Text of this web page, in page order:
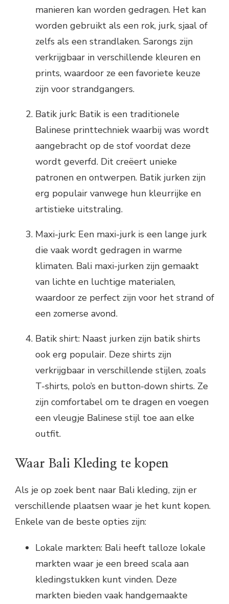
manieren kan worden gedragen. Het kan
worden gebruikt als een rok, jurk, sjaal of
zelfs als een strandlaken. Sarongs zijn
verkrijgbaar in verschillende kleuren en
prints, waardoor ze een favoriete keuze
zijn voor strandgangers.
Batik jurk: Batik is een traditionele
Balinese printtechniek waarbij was wordt
aangebracht op de stof voordat deze
wordt geverfd. Dit creëert unieke
patronen en ontwerpen. Batik jurken zijn
erg populair vanwege hun kleurrijke en
artistieke uitstraling.
Maxi-jurk: Een maxi-jurk is een lange jurk
die vaak wordt gedragen in warme
klimaten. Bali maxi-jurken zijn gemaakt
van lichte en luchtige materialen,
waardoor ze perfect zijn voor het strand of
een zomerse avond.
Batik shirt: Naast jurken zijn batik shirts
ook erg populair. Deze shirts zijn
verkrijgbaar in verschillende stijlen, zoals
T-shirts, polo’s en button-down shirts. Ze
zijn comfortabel om te dragen en voegen
een vleugje Balinese stijl toe aan elke
outfit.
Waar Bali Kleding te kopen
Als je op zoek bent naar Bali kleding, zijn er
verschillende plaatsen waar je het kunt kopen.
Enkele van de beste opties zijn:
Lokale markten: Bali heeft talloze lokale
markten waar je een breed scala aan
kledingstukken kunt vinden. Deze
markten bieden vaak handgemaakte